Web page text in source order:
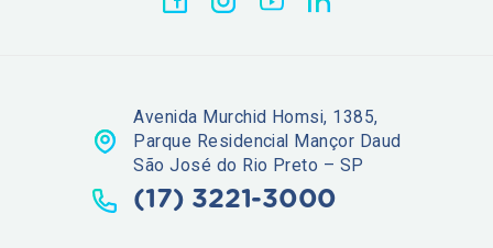
Avenida Murchid Homsi, 1385,
Parque Residencial Mançor Daud
São José do Rio Preto – SP
(17) 3221-3000